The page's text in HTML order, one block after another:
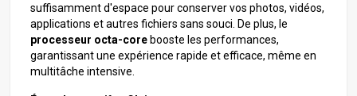
suffisamment d'espace pour conserver vos photos, vidéos,
applications et autres fichiers sans souci. De plus, le
processeur octa-core booste les performances,
garantissant une expérience rapide et efficace, même en
multitâche intensive.